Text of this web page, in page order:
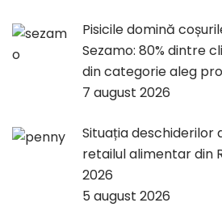
Pisicile domină
Sezamo: 80% dintre
din categorie aleg
7 august 2026
Situația deschiderilor
retailul alimentar din
2026
5 august 2026